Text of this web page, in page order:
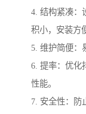
4. 结构紧凑：
积小，安装方
5. 维护简便：
6. 提率：优化
性能。
7. 安全性：防